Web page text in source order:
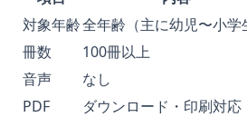
対象年齢全年齢（主に幼児〜小学
冊数
100冊以上
音声
なし
PDF
ダウンロード・印刷対応